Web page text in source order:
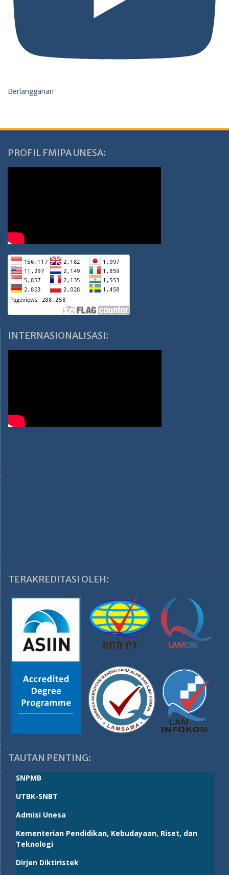
Berlangganan
PROFIL FMIPA UNESA:
INTERNASIONALISASI:
TERAKREDITASI OLEH:
TAUTAN PENTING:
SNPMB
UTBK-SNBT
Admisi Unesa
Kementerian Pendidikan, Kebudayaan, Riset, dan
Teknologi
Dirjen Diktiristek